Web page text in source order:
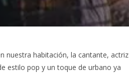
nuestra habitación, la cantante, actriz
estilo pop y un toque de urbano ya